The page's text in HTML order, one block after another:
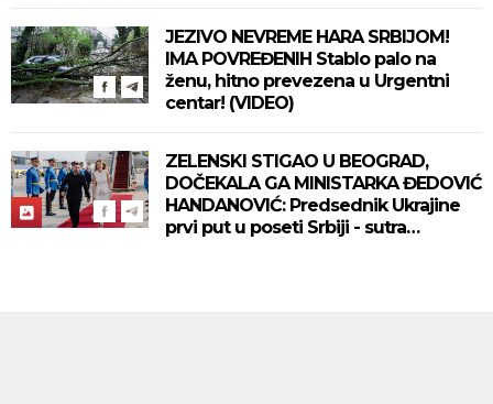
JEZIVO NEVREME HARA SRBIJOM!
IMA POVREĐENIH Stablo palo na
ženu, hitno prevezena u Urgentni
centar! (VIDEO)
ZELENSKI STIGAO U BEOGRAD,
DOČEKALA GA MINISTARKA ĐEDOVIĆ
HANDANOVIĆ: Predsednik Ukrajine
prvi put u poseti Srbiji - sutra